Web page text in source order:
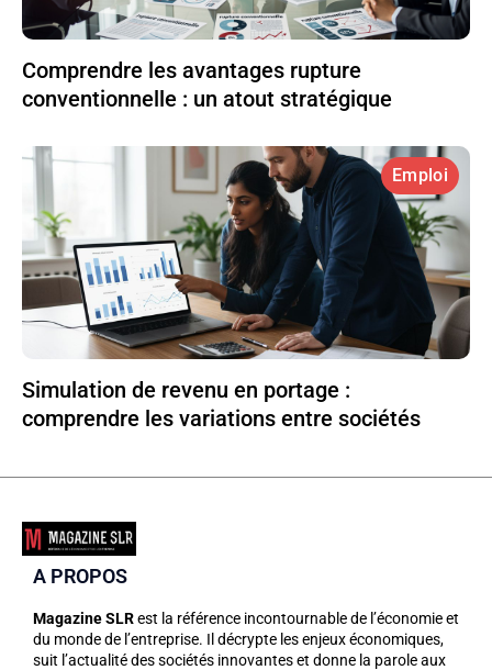
Comprendre les avantages rupture
conventionnelle : un atout stratégique
Emploi
Simulation de revenu en portage :
comprendre les variations entre sociétés
A PROPOS
Magazine SLRest la référence incontournable de l’économie et
du monde de l’entreprise. Il décrypte les enjeux économiques,
suit l’actualité des sociétés innovantes et donne la parole aux